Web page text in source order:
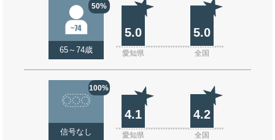
50%
65～74歳
5.0 5.0
愛知県 全国
100%
信号なし
4.1 4.2
愛知県 全国